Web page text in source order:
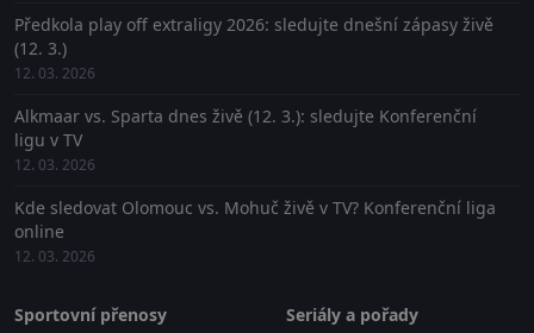
Předkola play off extraligy 2026: sledujte dnešní zápasy živě
(12. 3.)
12. 03. 2026
Alkmaar vs. Sparta dnes živě (12. 3.): sledujte Konferenční
ligu v TV
12. 03. 2026
Kde sledovat Olomouc vs. Mohuč živě v TV? Konferenční liga
online
12. 03. 2026
Sportovní přenosy
Seriály a pořady